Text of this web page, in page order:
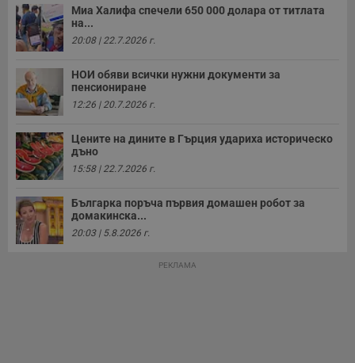
Миа Халифа спечели 650 000 долара от титлата
на...
20:08 | 22.7.2026 г.
НОИ обяви всички нужни документи за
пенсиониране
12:26 | 20.7.2026 г.
Цените на дините в Гърция удариха историческо
дъно
15:58 | 22.7.2026 г.
Българка поръча първия домашен робот за
домакинска...
20:03 | 5.8.2026 г.
РЕКЛАМА